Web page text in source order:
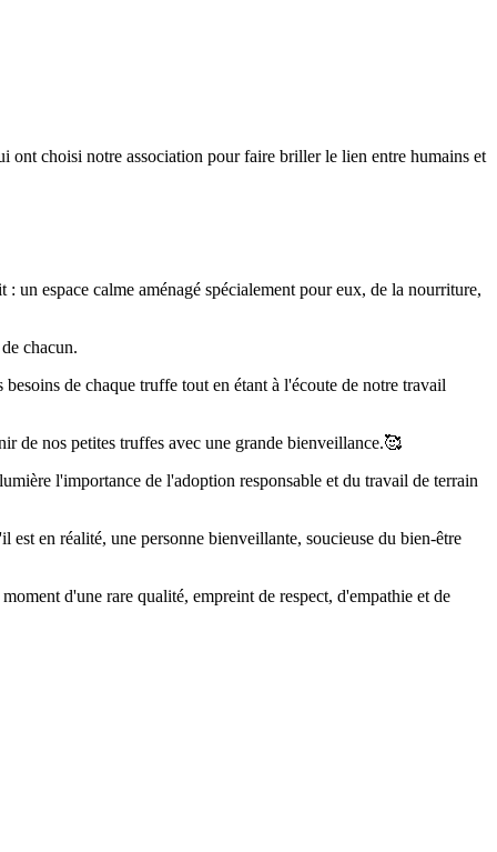
ont choisi notre association pour faire briller le lien entre humains et
un espace calme aménagé spécialement pour eux, de la nourriture,
chacun.
de chaque truffe tout en étant à l'écoute de notre travail
de nos petites truffes avec une grande bienveillance.🥰
l'importance de l'adoption responsable et du travail de terrain
en réalité, une personne bienveillante, soucieuse du bien-être
d'une rare qualité, empreint de respect, d'empathie et de